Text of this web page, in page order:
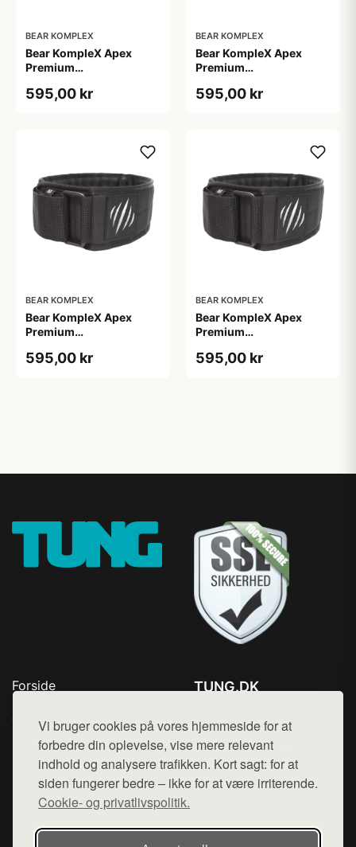
Vi bruger cookies på vores hjemmeside for at
forbedre din oplevelse, vise mere relevant
indhold og analysere trafikken. Kort sagt: for at
siden fungerer bedre – ikke for at være irriterende.
Cookie- og privatlivspolitik.
BEAR KOMPLEX
Bear KompleX Apex
Premium
str. S
595,00 kr
BEAR KOMPLEX
Bear KompleX Apex
Premium
str. XL
595,00 kr
BEAR KOMPLEX
Bear KompleX Apex
Premium
str. L til tunge løft
595,00 kr
BEAR KOMPLEX
Bear KompleX Apex
Premium
str. M
595,00 kr
Forside
Top Rabatter
Kontakt
TUNG.DK
Mail: hej@want.dk
Cookie- og privatlivspolitik